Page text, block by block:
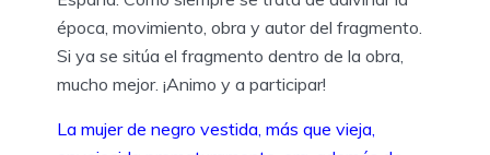
época, movimiento, obra y autor del fragmento.
Si ya se sitúa el fragmento dentro de la obra,
mucho mejor. ¡Animo y a participar!
La mujer de negro vestida, más que vieja,